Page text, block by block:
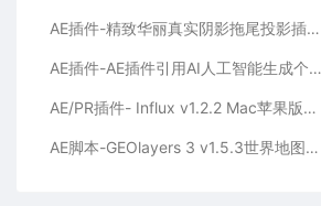
AE插件-精致华丽真实阴影拖尾投影插件 Shadow Studio 2 v1.3.3 Win版汉化
AE插件-AE插件引用AI人工智能生成个性化视频 Diffusae v1.2.1 Win
AE/PR插件- Influx v1.2.2 Mac苹果版兼容M1M2直接导入编辑MKV/MOV/FLV格式素材视频解码器
AE脚本-GEOlayers 3 v1.5.3世界地图位置路径动画制作